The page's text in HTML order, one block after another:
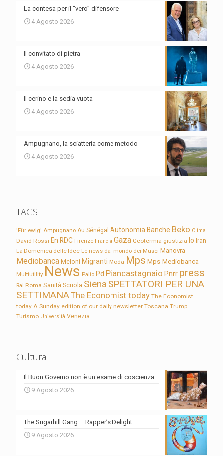
La contesa per il “vero” difensore
4 Agosto 2026
Il convitato di pietra
4 Agosto 2026
Il cerino e la sedia vuota
4 Agosto 2026
Ampugnano, la sciatteria come metodo
4 Agosto 2026
TAGS
'Für ewig' Ampugnano Au Sénégal Autonomia Banche Beko Clima
David Rossi En RDC Firenze Francia Gaza Geotermia giustizia Io Iran
La Domenica delle Idee Le news dal mondo dei Musei Manovra
Mediobanca Meloni Migranti Moda Mps Mps-Mediobanca
Multiutility News Palio Pd Piancastagnaio Pnrr press
Rai Roma Sanità Scuola Siena SPETTATORI PER UNA
SETTIMANAThe Economist today The Economist
today A Sunday edition of our daily newsletter Toscana Trump
Turismo Università Venezia
Cultura
Il Buon Governo non è un esame di coscienza
9 Agosto 2026
The Sugarhill Gang – Rapper’s Delight
9 Agosto 2026